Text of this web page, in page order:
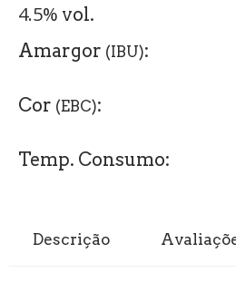
4.5% vol.
Amargor (IBU):
Cor (EBC):
Temp. Consumo:
Descrição